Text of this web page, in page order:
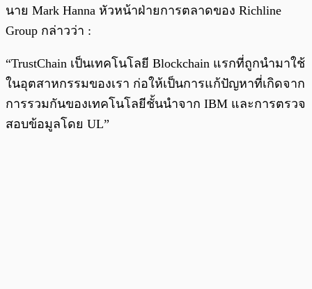
นาย Mark Hanna หัวหน้าฝ่ายการตลาดของ Richline
Group กล่าวว่า :
“TrustChain เป็นเทคโนโลยี Blockchain แรกที่ถูกนำมาใช้
ในอุตสาหกรรมของเรา ก่อให้เป็นการแก้ปัญหาที่เกิดจาก
การรวมกันของเทคโนโลยีชั้นนำจาก IBM และการตรวจ
สอบข้อมูลโดย UL”